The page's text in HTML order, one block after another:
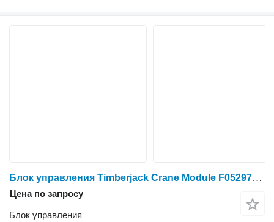
Блок управления Timberjack Crane Module F052979 / F066085
Цена по запросу
Блок управления